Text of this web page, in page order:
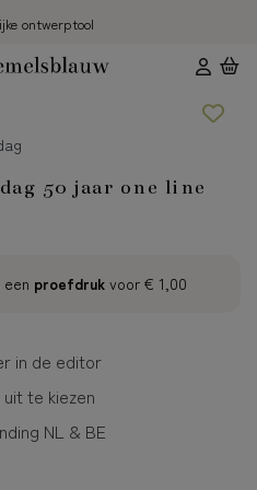
ontwerptool
50 jaar one line
proefdrukvoor € 1,00
in de editor
te kiezen
NL & BE